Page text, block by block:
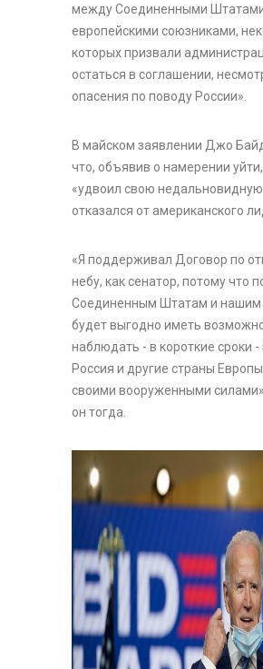
между Соединенными
европейскими союзниками,
которых призвали
остаться в соглашении,
опасения по поводу России».
В майском заявлении Джо
что, объявив о намерении
«удвоил свою недальновидную
отказался от американского
«Я поддерживал Договор по
небу, как сенатор, потому что
Соединенным Штатам и нашим
будет выгодно иметь
наблюдать - в короткие сроки -
Россия и другие страны
своими вооруженными
он тогда.